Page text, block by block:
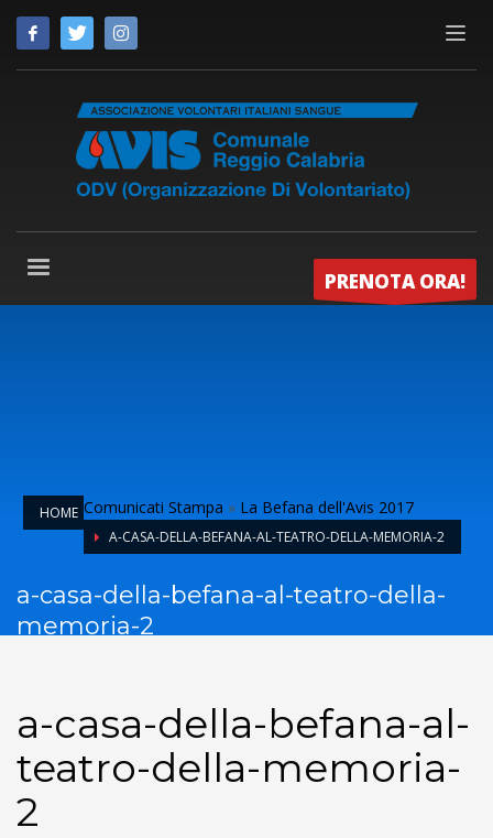
PRENOTA ORA!
HOME Comunicati Stampa » La Befana dell'Avis 2017
A-CASA-DELLA-BEFANA-AL-TEATRO-DELLA-MEMORIA-2
a-casa-della-befana-al-teatro-della-
memoria-2
a-casa-della-befana-al-
teatro-della-memoria-
2